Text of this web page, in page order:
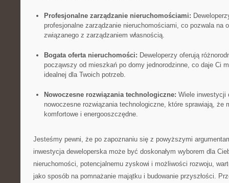
Profesjonalne zarządzanie nieruchomościami:
profesjonalne zarządzanie nieruchomościami, co pozwala na
związanego z zarządzaniem własnością.
Bogata oferta nieruchomości: ⁢Deweloperzy oferują
począwszy od mieszkań po domy ⁤jednorodzinne, co daje Ci
⁤idealnej dla‍ Twoich ‍potrzeb.
Nowoczesne rozwiązania technologiczne: ⁤Wiele inwestycji
nowoczesne rozwiązania technologiczne, które sprawiają, że
komfortowe i energooszczędne.
Jesteśmy pewni, ⁢że po zapoznaniu się z ‌powyższymi
inwestycja deweloperska‍ może być ‌doskonałym wyborem dla
nieruchomości, potencjalnemu zyskowi i możliwości rozwoju,
jako sposób na⁣ pomnażanie majątku i budowanie przyszłości.